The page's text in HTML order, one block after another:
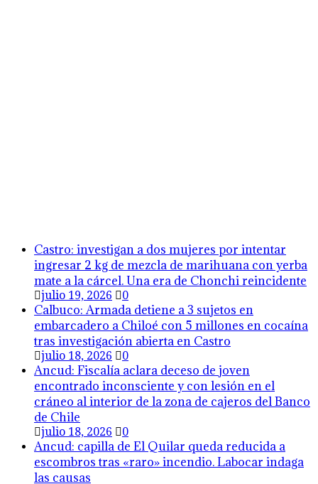
Castro: investigan a dos mujeres por intentar
ingresar 2 kg de mezcla de marihuana con yerba
mate a la cárcel. Una era de Chonchi reincidente
julio 19, 2026 0
Calbuco: Armada detiene a 3 sujetos en
embarcadero a Chiloé con 5 millones en cocaína
tras investigación abierta en Castro
julio 18, 2026 0
Ancud: Fiscalía aclara deceso de joven
encontrado inconsciente y con lesión en el
cráneo al interior de la zona de cajeros del Banco
de Chile
julio 18, 2026 0
Ancud: capilla de El Quilar queda reducida a
escombros tras «raro» incendio. Labocar indaga
las causas